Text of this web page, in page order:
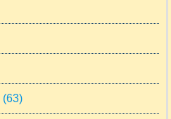
(63)